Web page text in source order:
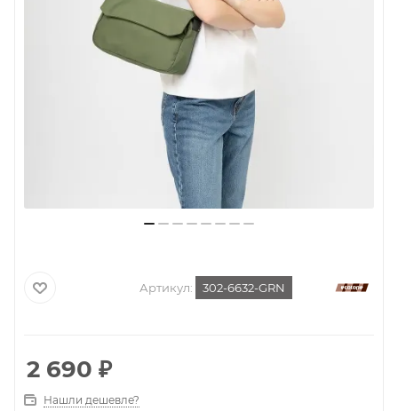
Артикул: 302-6632-GRN
2 690 ₽
Нашли дешевле?